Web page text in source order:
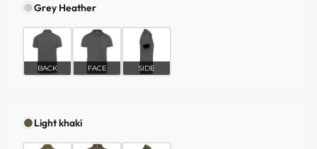
Grey Heather
BACK FACE SIDE
Light khaki